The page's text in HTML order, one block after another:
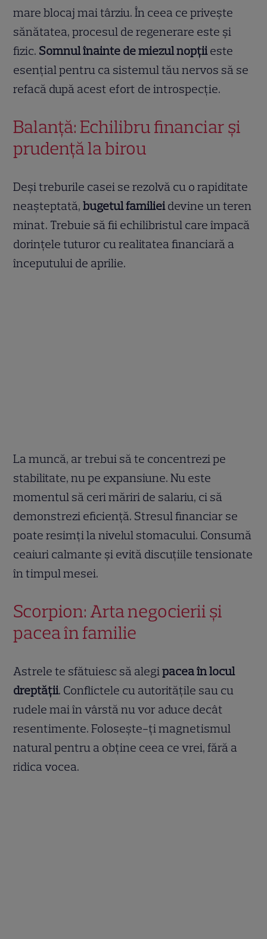
mare blocaj mai târziu. În ceea ce privește
sănătatea, procesul de regenerare este și
fizic. Somnul înainte de miezul nopțiieste
esențial pentru ca sistemul tău nervos să se
refacă după acest efort de introspecție.
Balanță: Echilibru financiar și
prudență la birou
Deși treburile casei se rezolvă cu o rapiditate
neașteptată,bugetul familieidevine un teren
minat. Trebuie să fii echilibristul care împacă
dorințele tuturor cu realitatea financiară a
începutului de aprilie.
La muncă, ar trebui să te concentrezi pe
stabilitate, nu pe expansiune. Nu este
momentul să ceri măriri de salariu, ci să
demonstrezi eficiență. Stresul financiar se
poate resimți la nivelul stomacului. Consumă
ceaiuri calmante și evită discuțiile tensionate
în timpul mesei.
Scorpion: Arta negocierii și
pacea în familie
Astrele te sfătuiesc să alegipacea în locul
dreptății. Conflictele cu autoritățile sau cu
rudele mai în vârstă nu vor aduce decât
resentimente. Folosește-ți magnetismul
natural pentru a obține ceea ce vrei, fără a
ridica vocea.